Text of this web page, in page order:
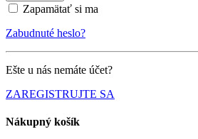
Zapamätať si ma
Zabudnuté heslo?
Ešte u nás nemáte účet?
ZAREGISTRUJTE SA
Nákupný košík